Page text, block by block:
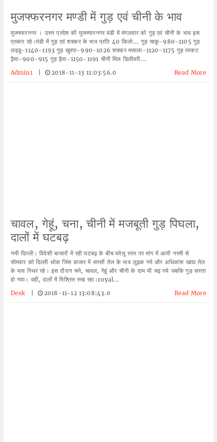
मुजफ्फरनगर मण्डी में गुड़ एवं चीनी के भाव
मुजफ्फरनगर । उत्तर प्रदेश की मुजफ्फरनगर मंडी में मंगलवार को गुड़ एवं चीनी के भाव इस
प्रकार रहे।मंडी में गुड़ एवं शक्कर के भाव प्रति 40 किलो... गुड़ चाकू-980-1105 गुड़
लड्डू-1140-1193 गुड़ खुरपा-990-1026 शक्कर मसाला-1120-1175 गुड़ रस्कट
ढ़ैया-900-915 गुड़ ढ़ैया-1150-1191 चीनी मिल डिलीवरी...
Admin1
2018-11-13 11:03:56.0 Read More
चावल, गेहूं, चना, चीनी में मजबूती गुड़ पिघला,
दालों में घटबढ़
नयी दिल्ली। विदेशी बाजारों में रही घटबढ़ के बीच घरेलू स्तर पर मांग में आयी नरमी से
सोमवार को दिल्ली थोक जिंस बाजार में सरसों तेल के भाव लुढ़क गये और अधिकांश खाद्य तेल
के भाव स्थिर रहे। इस दौरान चने, चावल, गेहूं और चीनी के दाम भी चढ़ गये जबकि गुड़ सस्ता
हो गया। वहीं, दालों में मिश्रित रुख रहा।royal...
Desk
2018-11-12 13:08:43.0 Read More